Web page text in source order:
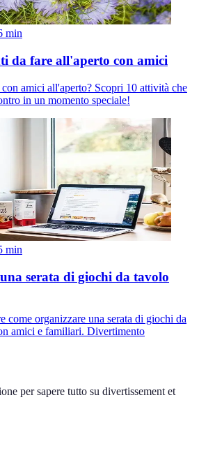
min
da fare all'aperto con amici
amici all'aperto? Scopri 10 attività che
in un momento speciale!
min
serata di giochi da tavolo
come organizzare una serata di giochi da
amici e familiari. Divertimento
per sapere tutto su divertissement et